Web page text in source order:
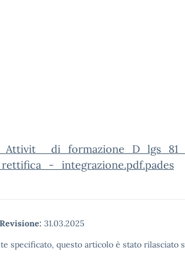
_integrazione.pdf.pades
Revisione: 31.03.2025
specificato, questo articolo è stato